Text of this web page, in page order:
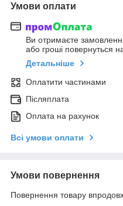
Умови оплати
Ви отримаєте
або гроші повернуться
Детальніше
Оплатити частинами
Післяплата
Оплата на рахунок
Всі умови оплати
Умови повернення
Повернення товару